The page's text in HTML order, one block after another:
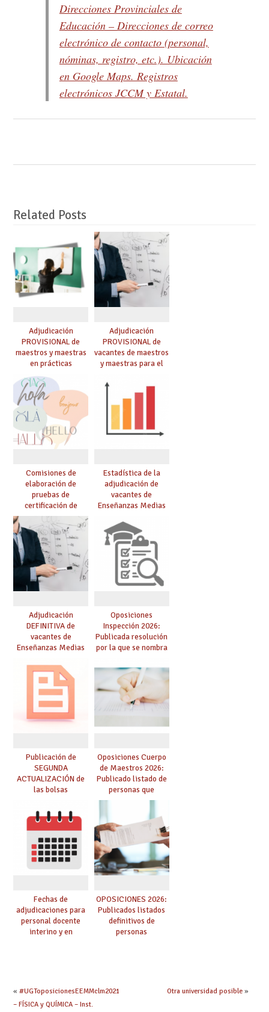
Direcciones Provinciales de
Educación – Direcciones de correo
electrónico de contacto (personal,
nóminas, registro, etc.). Ubicación
en Google Maps. Registros
electrónicos JCCM y Estatal.
Related Posts
Adjudicación
PROVISIONAL de
maestros y maestras
en prácticas
Adjudicación
PROVISIONAL de
vacantes de maestros
y maestras para el
Comisiones de
elaboración de
pruebas de
certificación de
competencia
lingüística: publicada
resolución definitiva
Estadística de la
adjudicación de
vacantes de
Enseñanzas Medias
Adjudicación
DEFINITIVA de
vacantes de
Enseñanzas Medias
Oposiciones
Inspección 2026:
Publicada resolución
por la que se nombra
prácticas, se regulan
dichas prácticas y se
convoca acto público
de adjudicación
Publicación de
SEGUNDA
ACTUALIZACIÓN de
las bolsas
Cuerpo de Maestros
de especialidades
convocadas a
oposición
Oposiciones Cuerpo
de Maestros 2026:
Publicado listado de
personas que
adquieren nueva
especialidad
Fechas de
adjudicaciones para
personal docente
interino y en
OPOSICIONES 2026:
Publicados listados
definitivos de
personas
« #UGToposicionesEEMMclm2021
– FÍSICA y QUÍMICA – Inst.
Otra universidad posible»